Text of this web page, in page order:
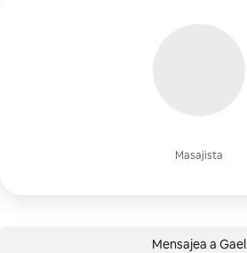
Masajista
Mensajea a Gael